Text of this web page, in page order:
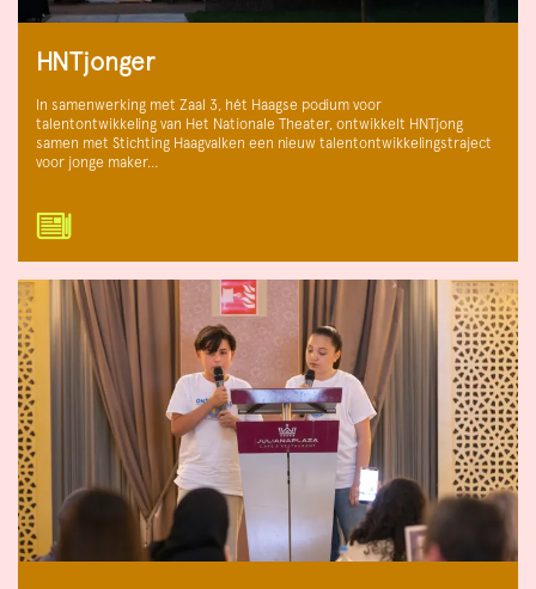
HNTjonger
In samenwerking met Zaal 3, hét Haagse podium voor
talentontwikkeling van Het Nationale Theater, ontwikkelt HNTjong
samen met Stichting Haagvalken een nieuw talentontwikkelingstraject
voor jonge maker…